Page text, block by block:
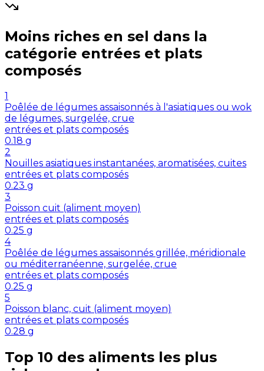
Moins riches en sel dans la
catégorie entrées et plats
composés
1
Poêlée de légumes assaisonnés à l'asiatiques ou wok
de légumes, surgelée, crue
entrées et plats composés
0.18 g
2
Nouilles asiatiques instantanées, aromatisées, cuites
entrées et plats composés
0.23 g
3
Poisson cuit (aliment moyen)
entrées et plats composés
0.25 g
4
Poêlée de légumes assaisonnés grillée, méridionale
ou méditerranéenne, surgelée, crue
entrées et plats composés
0.25 g
5
Poisson blanc, cuit (aliment moyen)
entrées et plats composés
0.28 g
Top 10 des aliments les plus